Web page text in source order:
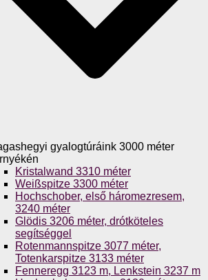
gyalogtúráink 3000 méter
Kristalwand 3310 méter
Weißspitze 3300 méter
Hochschober, első háromezresem,
3240 méter
Glödis 3206 méter, drótköteles
segítséggel
Rotenmannspitze 3077 méter,
Totenkarspitze 3133 méter
Fenneregg 3123 m, Lenkstein 3237 m